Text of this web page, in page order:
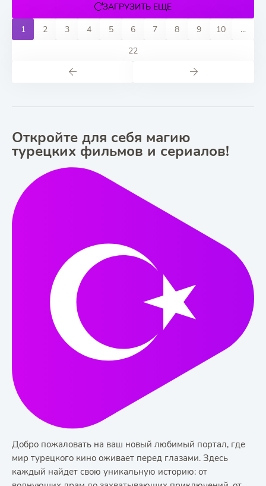
ЗАГРУЗИТЬ ЕЩЕ
1
2 3 4 5 6 7 8 9 10
...
22
Откройте для себя магию
турецких фильмов и сериалов!
Добро пожаловать на ваш новый любимый портал, где
мир турецкого кино оживает перед глазами. Здесь
каждый найдет свою уникальную историю: от